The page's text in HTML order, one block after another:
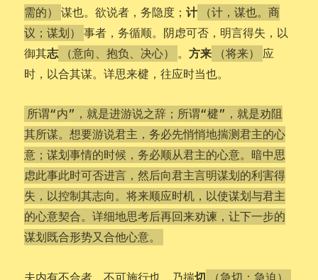
需的）
谋也。欲说者，务隐度；计
（计，谋也。商
议；谋划）
事者，务循顺。阴虑可否，明言得失，以
御其志 （意向、抱负、决心） 。方来 （将来）
应
时，以合其谋。详思来楗，往应时当也。
所谓“内”，就是进游说之辞；所谓“楗”，就是劝阻
其所谋。想要游说君主，务必先悄悄地揣测君主的心
意；谋划事情的时候，务必顺从君主的心意。暗中思
虑此事此时可否进言，然后向君主言明谋划的利害得
失，以控制其志向。将来顺应时机，以使谋划与君主
的心意契合。详细地思考后再回来劝谏，让下一步的
谋划既合形势又合他心意。
夫内有不合者，不可施行也。乃揣